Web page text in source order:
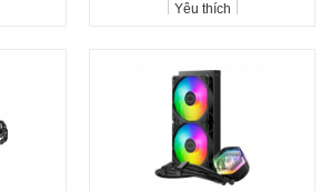
Yêu thích